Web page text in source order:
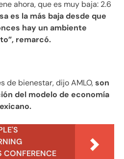
ahora, que es muy baja: 2.6
es la más baja desde que
hay un ambiente
remarcó.
de bienestar, dijo AMLO,son
del modelo de economía
CONFERENCE